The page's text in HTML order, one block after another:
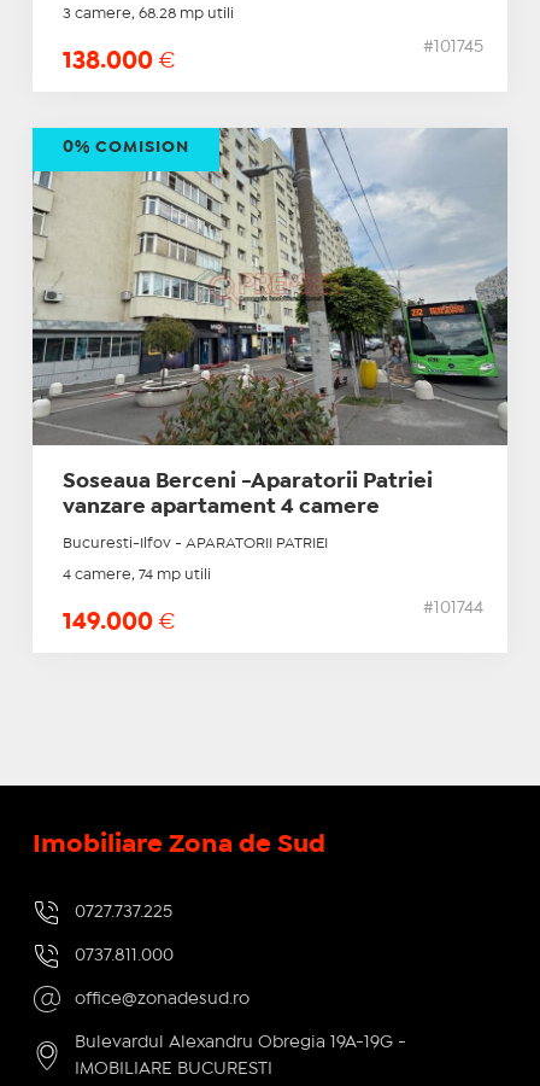
3 camere, 68.28 mp utili
138.000 €
#101745
Soseaua Berceni -Aparatorii Patriei
vanzare apartament 4 camere
Bucuresti-Ilfov - APARATORII PATRIEI
4 camere, 74 mp utili
149.000 €
#101744
0% COMISION
Imobiliare Zona de Sud
0727.737.225
0737.811.000
office@zonadesud.ro
Bulevardul Alexandru Obregia 19A-19G -
IMOBILIARE BUCURESTI